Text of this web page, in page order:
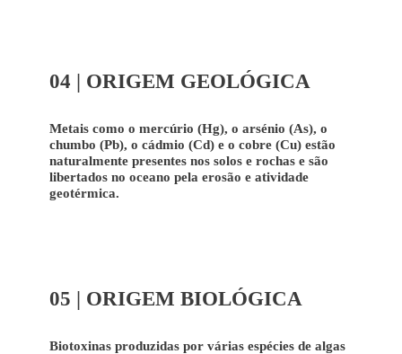
04 | ORIGEM GEOLÓGICA
Metais como o mercúrio (Hg), o arsénio (As), o
chumbo (Pb), o cádmio (Cd) e o cobre (Cu) estão
naturalmente presentes nos solos e rochas e são
libertados no oceano pela erosão e atividade
geotérmica.
05 | ORIGEM BIOLÓGICA
Biotoxinas produzidas por várias espécies de algas